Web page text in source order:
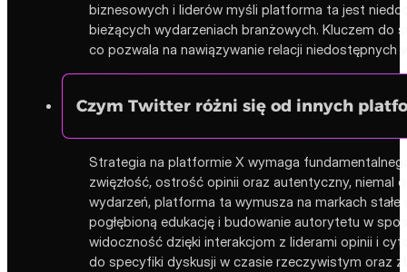
biznesowych i liderów myśli platforma ta jest
bieżących wydarzeniach branżowych. Kluczem do
co pozwala na nawiązywanie relacji niedostępnych
Czym Twitter różni się od innych
Strategia na platformie X wymaga
zwięzłość, ostrość opinii oraz autentyczny,
wydarzeń, platforma ta wymusza na markach
pogłębioną edukację i budowanie autorytetu w
widoczność dzięki interakcjom z liderami opinii i
do specyfiki dyskusji w czasie rzeczywistym oraz